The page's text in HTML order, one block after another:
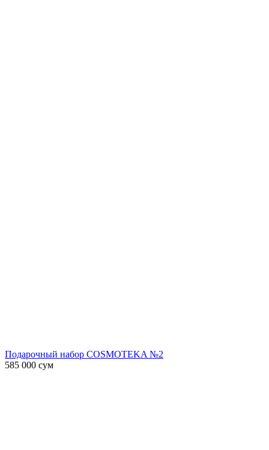
Подарочный набор COSMOTEKA №2
585 000 сум